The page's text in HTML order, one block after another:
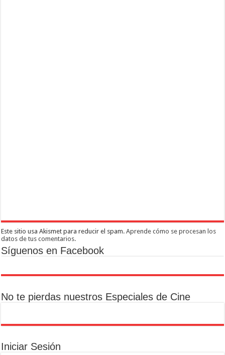
Este sitio usa Akismet para reducir el spam.Aprende cómo se procesan los
datos de tus comentarios.
Síguenos en Facebook
No te pierdas nuestros Especiales de Cine
Iniciar Sesión